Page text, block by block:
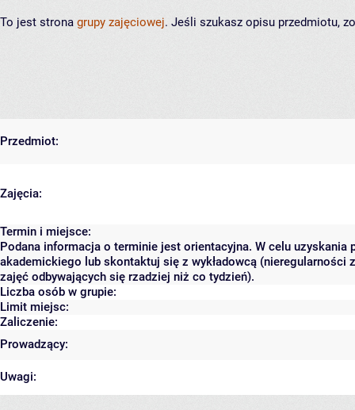
To jest strona grupy zajęciowej. Jeśli szukasz opisu przedmiotu,
Przedmiot:
Zajęcia:
Termin i miejsce:
Podana informacja o terminie jest orientacyjna. W celu
akademickiego lub skontaktuj się z wykładowcą (nieregularności
zajęć odbywających się rzadziej niż co tydzień).
Liczba osób w grupie:
Limit miejsc:
Zaliczenie:
Prowadzący:
Uwagi: